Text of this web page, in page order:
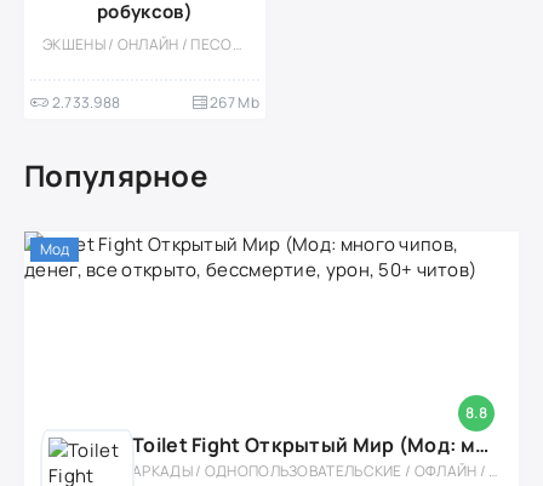
робуксов)
ЭКШЕНЫ / ОНЛАЙН / ПЕСОЧНИЦЫ / МОД / СТИЛИЗАЦИЯ / МНОГОПОЛЬЗОВАТЕЛЬСКАЯ / ОДНОПОЛЬЗОВАТЕЛЬСКИЕ / КАЗУАЛЬНЫЕ / СИМУЛЯТОРЫ / ПРИКЛЮЧЕНИЕ / 3D
2.733.988 267 Mb
Популярное
8.8
Мод
Toilet Fight Открытый Мир (Мод: много чипов, денег, все открыто, бессмертие, урон, 50+ читов)
АРКАДЫ / ОДНОПОЛЬЗОВАТЕЛЬСКИЕ / ОФЛАЙН / МОД / РОЛЕВЫЕ / ШУТЕРЫ / ОТКРЫТЫЙ МИР / ВСТРОЕННЫЙ КЕШ / 3D / ЭКШЕНЫ / ТУАЛЕТНЫЕ ВОЙНЫ / ДЛЯ ДЕТЕЙ